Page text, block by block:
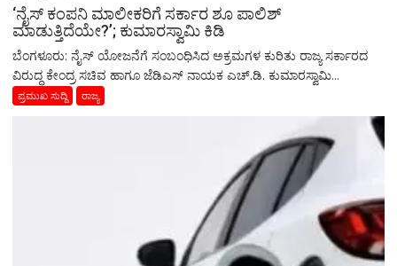
‘ನೈಸ್ ಕಂಪನಿ ಮಾಲೀಕರಿಗೆ ಸರ್ಕಾರ ಶೂ ಪಾಲಿಶ್
ಮಾಡುತ್ತಿದೆಯೇ?’; ಕುಮಾರಸ್ವಾಮಿ ಕಿಡಿ
ಬೆಂಗಳೂರು: ನೈಸ್ ಯೋಜನೆಗೆ ಸಂಬಂಧಿಸಿದ ಅಕ್ರಮಗಳ ಕುರಿತು ರಾಜ್ಯ ಸರ್ಕಾರದ
ವಿರುದ್ಧ ಕೇಂದ್ರ ಸಚಿವ ಹಾಗೂ ಜೆಡಿಎಸ್ ನಾಯಕ ಎಚ್.ಡಿ. ಕುಮಾರಸ್ವಾಮಿ...
ಪ್ರಮುಖ ಸುದ್ದಿ ರಾಜ್ಯ